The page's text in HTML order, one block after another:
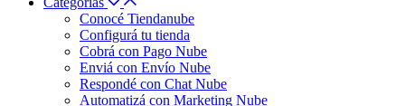
Conocé Tiendanube
Configurá tu tienda
Cobrá con Pago Nube
Enviá con Envío Nube
Respondé con Chat Nube
Automatizá con Marketing Nube